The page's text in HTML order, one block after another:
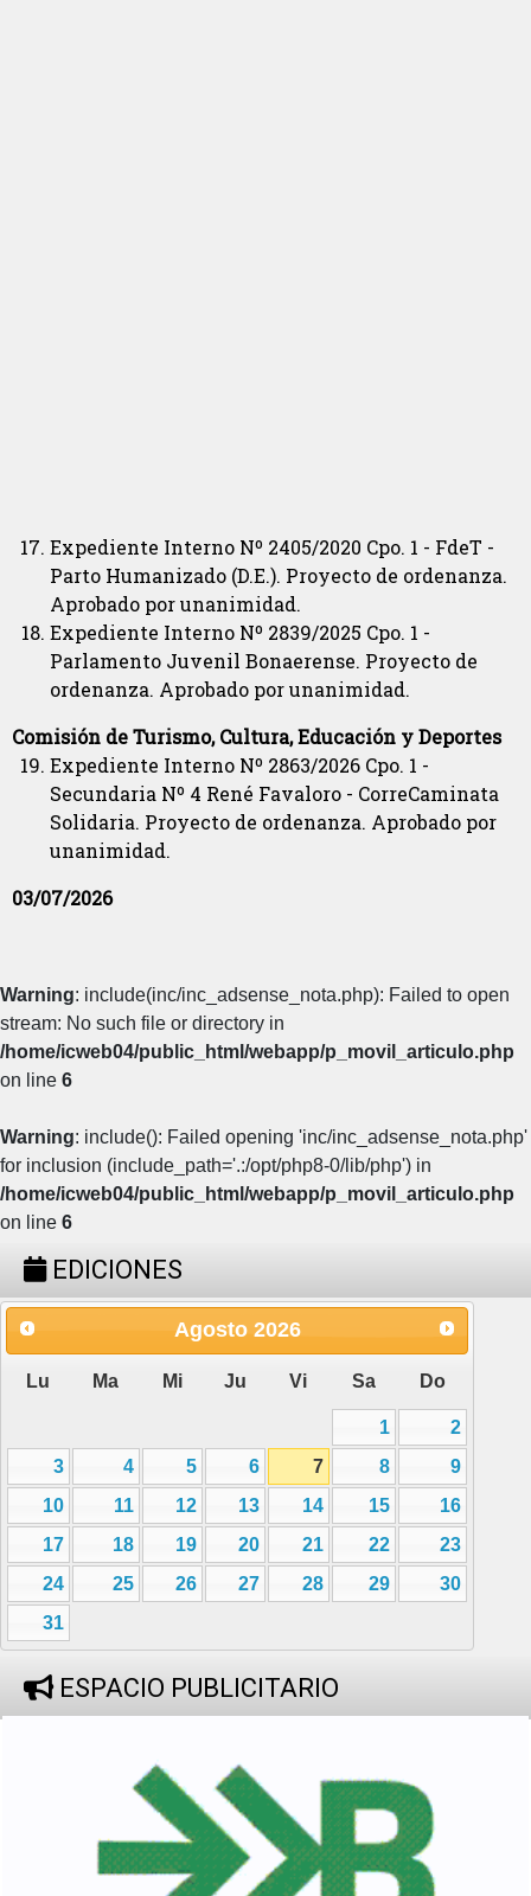
Expediente Interno Nº 2405/2020 Cpo. 1 - FdeT -
Parto Humanizado (D.E.). Proyecto de ordenanza.
Aprobado por unanimidad.
Expediente Interno Nº 2839/2025 Cpo. 1 -
Parlamento Juvenil Bonaerense. Proyecto de
ordenanza. Aprobado por unanimidad.
Comisión de Turismo, Cultura, Educación y Deportes
Expediente Interno Nº 2863/2026 Cpo. 1 -
Secundaria Nº 4 René Favaloro - CorreCaminata
Solidaria. Proyecto de ordenanza. Aprobado por
unanimidad.
03/07/2026
Warning: include(inc/inc_adsense_nota.php): Failed to open
stream: No such file or directory in
/home/icweb04/public_html/webapp/p_movil_articulo.php
on line 6
Warning: include(): Failed opening 'inc/inc_adsense_nota.php'
for inclusion (include_path='.:/opt/php8-0/lib/php') in
/home/icweb04/public_html/webapp/p_movil_articulo.php
on line 6
EDICIONES
Agosto 2026
Lu Ma Mi Ju Vi Sa Do
1
2
3
4 5 6 7 8
9
10
11 12 13 14 15
16
17
18 19 20 21 22
23
24
25 26 27 28 29
30
31
ESPACIO PUBLICITARIO